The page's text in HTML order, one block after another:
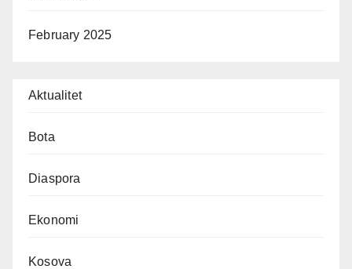
February 2025
Aktualitet
Bota
Diaspora
Ekonomi
Kosova